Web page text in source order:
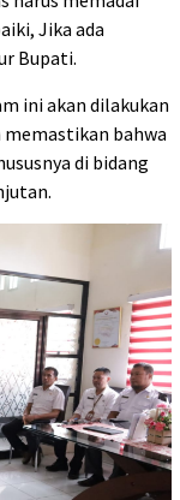
Jika ada
Bupati.
ini akan dilakukan
memastikan bahwa
di bidang